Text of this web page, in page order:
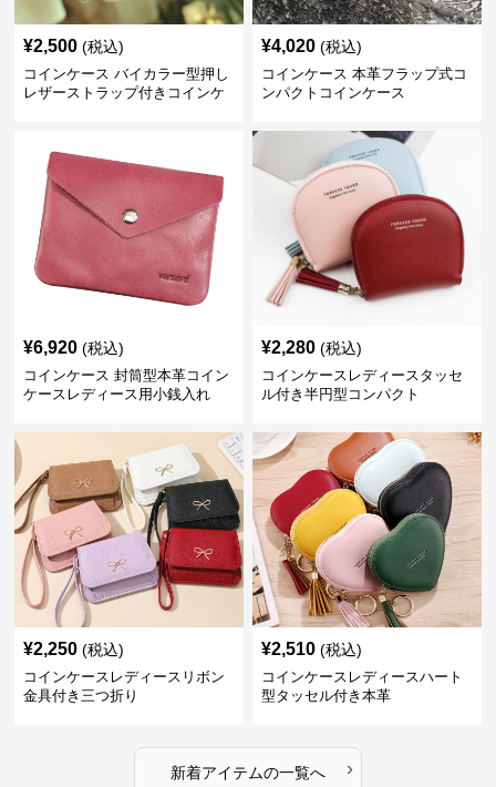
¥2,500 (税込)
コインケース バイカラー型押し
レザーストラップ付きコインケ
¥4,020 (税込)
コインケース 本革フラップ式コ
ンパクトコインケース
¥6,920 (税込)
コインケース 封筒型本革コイン
ケースレディース用小銭入れ
¥2,280 (税込)
コインケースレディースタッセ
ル付き半円型コンパクト
¥2,250 (税込)
コインケースレディースリボン
金具付き三つ折り
¥2,510 (税込)
コインケースレディースハート
型タッセル付き本革
新着アイテムの一覧へ ›